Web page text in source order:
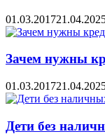
01.03.2017
Зачем нужны
01.03.2017
Дети без